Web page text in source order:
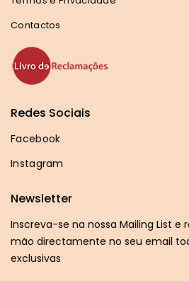
Contactos
Redes Sociais
Facebook
Instagram
Newsletter
Inscreva-se na nossa Mailing List e
mão directamente no seu email
exclusivas